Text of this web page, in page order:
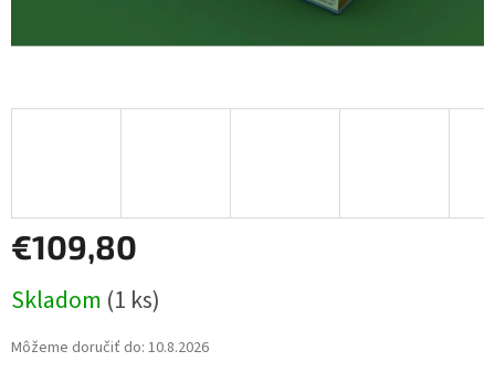
€109,80
cena:
Skladom (1 ks)
Môžeme doručiť do: 10.8.2026